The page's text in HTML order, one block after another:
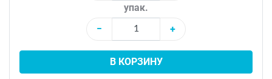
упак.
−
+
В КОРЗИНУ